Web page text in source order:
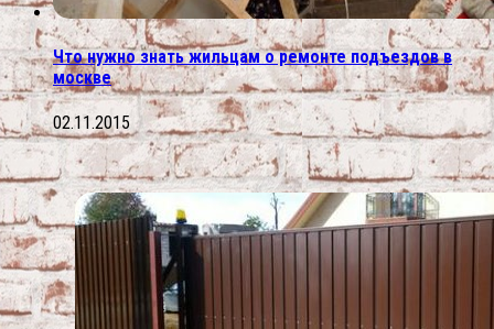
Что нужно знать жильцам о ремонте подъездов в
москве
02.11.2015